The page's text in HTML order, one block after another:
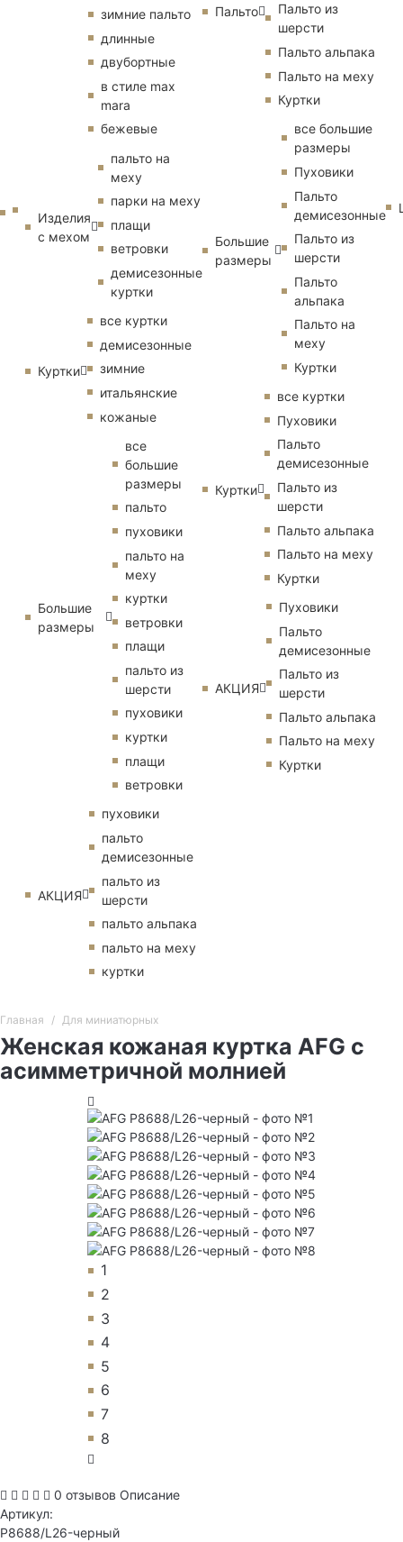
зимние пальто
длинные
двубортные
в стиле max
mara
бежевые
Изделия
с мехом
пальто на
меху
парки на меху
плащи
ветровки
демисезонные
куртки
Куртки
все куртки
демисезонные
зимние
итальянские
кожаные
Большие
размеры
все
большие
размеры
пальто
пуховики
пальто на
меху
куртки
ветровки
плащи
пальто из
шерсти
пуховики
куртки
плащи
ветровки
АКЦИЯ
пуховики
пальто
демисезонные
пальто из
шерсти
пальто альпака
пальто на меху
куртки
Пальто
Пальто из
шерсти
Пальто альпака
Пальто на меху
Куртки
Большие
размеры
все большие
размеры
Пуховики
Пальто
демисезонные
Пальто из
шерсти
Пальто
альпака
Пальто на
меху
Куртки
Куртки
все куртки
Пуховики
Пальто
демисезонные
Пальто из
шерсти
Пальто альпака
Пальто на меху
Куртки
АКЦИЯ
Пуховики
Пальто
демисезонные
Пальто из
шерсти
Пальто альпака
Пальто на меху
Куртки
Главная Для миниатюрных
Женская кожаная куртка AFG с
асимметричной молнией
1
2
3
4
5
6
7
8
0 отзывов Описание
Артикул:
P8688/L26-черный